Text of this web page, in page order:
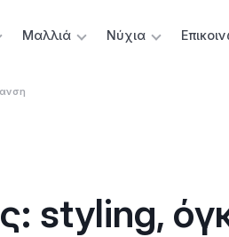
Μαλλιά Νύχια
styling,